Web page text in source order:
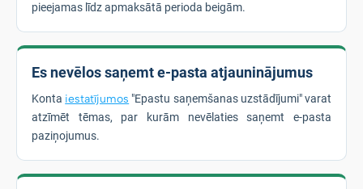
pieejamas līdz apmaksātā perioda beigām.
Es nevēlos saņemt e-pasta atjauninājumus
Konta iestatījumos "Epastu saņemšanas uzstādījumi" varat
atzīmēt tēmas, par kurām nevēlaties saņemt e-pasta
paziņojumus.